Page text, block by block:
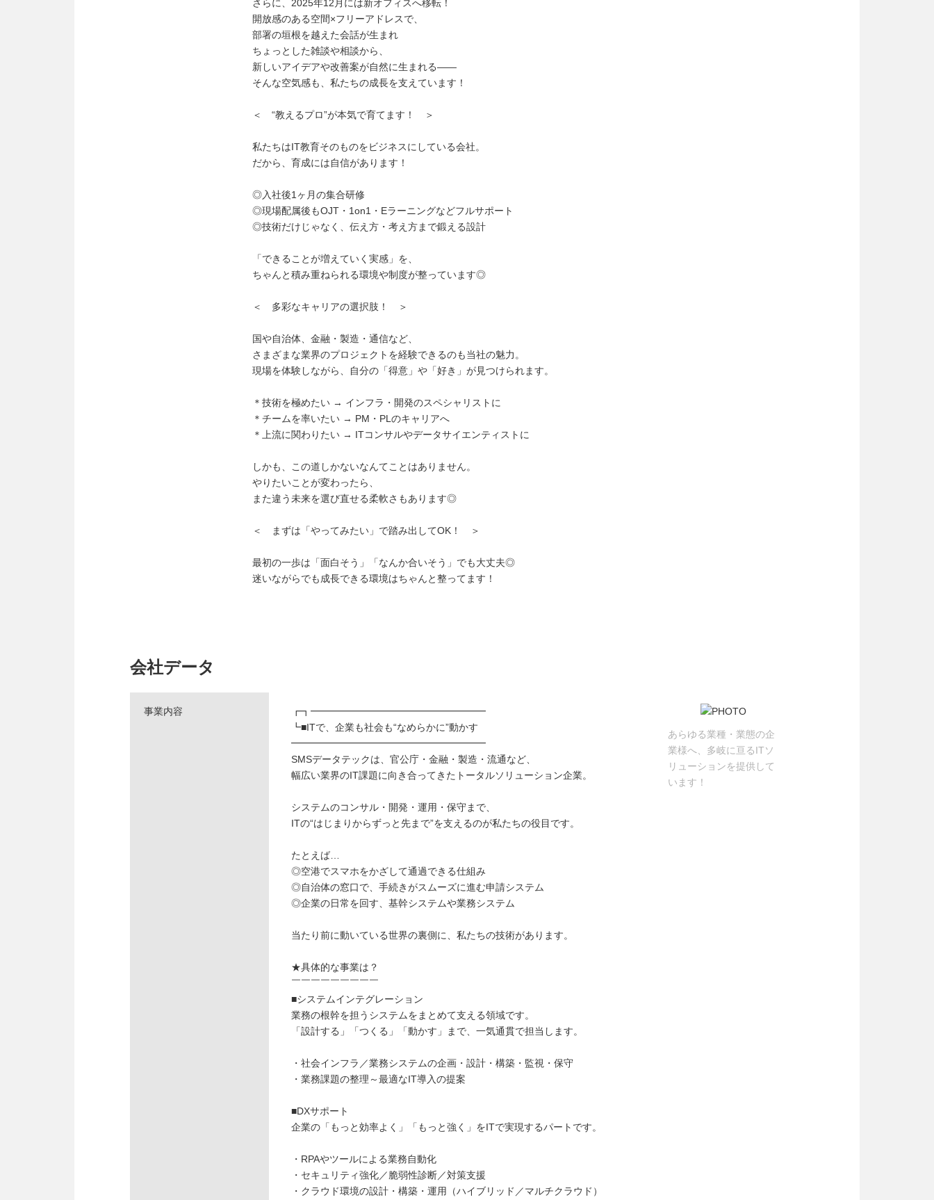
さらに、2025年12月には新オフィスへ移転！
開放感のある空間×フリーアドレスで、
部署の垣根を越えた会話が生まれ
ちょっとした雑談や相談から、
新しいアイデアや改善案が自然に生まれる――
そんな空気感も、私たちの成長を支えています！
＜ “教えるプロ”が本気で育てます！ ＞
私たちはIT教育そのものをビジネスにしている会社。
だから、育成には自信があります！
◎入社後1ヶ月の集合研修
◎現場配属後もOJT・1on1・Eラーニングなどフルサポート
◎技術だけじゃなく、伝え方・考え方まで鍛える設計
「できることが増えていく実感」を、
ちゃんと積み重ねられる環境や制度が整っています◎
＜ 多彩なキャリアの選択肢！ ＞
国や自治体、金融・製造・通信など、
さまざまな業界のプロジェクトを経験できるのも当社の魅力。
現場を体験しながら、自分の「得意」や「好き」が見つけられます。
＊技術を極めたい → インフラ・開発のスペシャリストに
＊チームを率いたい → PM・PLのキャリアへ
＊上流に関わりたい → ITコンサルやデータサイエンティストに
しかも、この道しかないなんてことはありません。
やりたいことが変わったら、
また違う未来を選び直せる柔軟さもあります◎
＜ まずは「やってみたい」で踏み出してOK！ ＞
最初の一歩は「面白そう」「なんか合いそう」でも大丈夫◎
迷いながらでも成長できる環境はちゃんと整ってます！
会社データ
事業内容
┏┓━━━━━━━━━━━━━━━━━━
┗■ITで、企業も社会も“なめらかに”動かす
━━━━━━━━━━━━━━━━━━━━
SMSデータテックは、官公庁・金融・製造・流通など、
幅広い業界のIT課題に向き合ってきたトータルソリューション企業。
システムのコンサル・開発・運用・保守まで、
ITの“はじまりからずっと先まで”を支えるのが私たちの役目です。
たとえば…
◎空港でスマホをかざして通過できる仕組み
◎自治体の窓口で、手続きがスムーズに進む申請システム
◎企業の日常を回す、基幹システムや業務システム
当たり前に動いている世界の裏側に、私たちの技術があります。
★具体的な事業は？
￣￣￣￣￣￣￣￣￣
■システムインテグレーション
業務の根幹を担うシステムをまとめて支える領域です。
「設計する」「つくる」「動かす」まで、一気通貫で担当します。
・社会インフラ／業務システムの企画・設計・構築・監視・保守
・業務課題の整理～最適なIT導入の提案
■DXサポート
企業の「もっと効率よく」「もっと強く」をITで実現するパートです。
・RPAやツールによる業務自動化
・セキュリティ強化／脆弱性診断／対策支援
・クラウド環境の設計・構築・運用（ハイブリッド／マルチクラウド）
あらゆる業種・業態の企
業様へ、多岐に亘るITソ
リューションを提供して
います！